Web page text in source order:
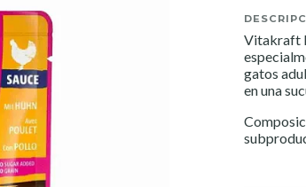
Vitakraft
gatos
en una